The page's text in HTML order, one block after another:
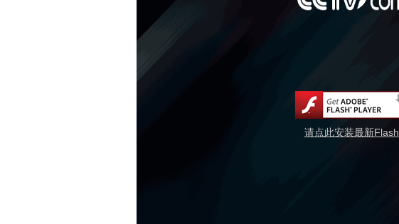
请点此安装最新Flash